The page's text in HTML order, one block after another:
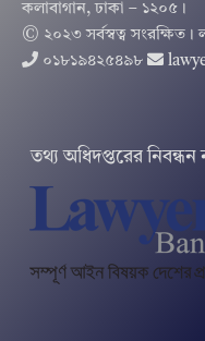
কলাবাগান, ঢাকা – ১২০৫।
© ২০২৩ সর্বস্বত্ব সংরক্ষিত ।
০১৮১৯৪২৫৪৯৮
তথ‌্য অ‌ধিদপ্ত‌রের নিবন্ধন